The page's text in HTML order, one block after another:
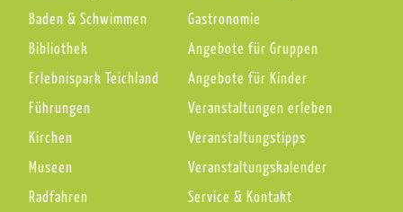
Baden & Schwimmen
Bibliothek
Erlebnispark Teichland
Führungen
Kirchen
Museen
Radfahren
Gastronomie
Angebote für Gruppen
Angebote für Kinder
Veranstaltungen erleben
Veranstaltungstipps
Veranstaltungskalender
Service & Kontakt